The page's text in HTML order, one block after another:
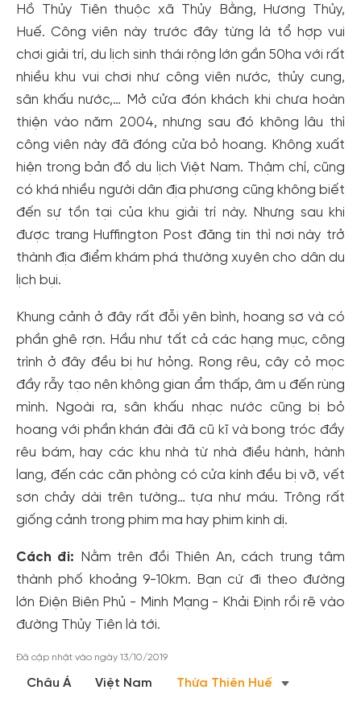
Hồ Thủy Tiên thuộc xã Thủy Bằng, Hương Thủy,
Huế. Công viên này trước đây từng là tổ hợp vui
chơi giải trí, du lịch sinh thái rộng lớn gần 50ha với rất
nhiều khu vui chơi như công viên nước, thủy cung,
sân khấu nước,… Mở cửa đón khách khi chưa hoàn
thiện vào năm 2004, nhưng sau đó không lâu thì
công viên này đã đóng cửa bỏ hoang. Không xuất
hiện trong bản đồ du lịch Việt Nam. Thậm chí, cũng
có khá nhiều người dân địa phương cũng không biết
đến sự tồn tại của khu giải trí này. Nhưng sau khi
được trang Huffington Post đăng tin thì nơi này trở
thành địa điểm khám phá thường xuyên cho dân du
lịch bụi.
Khung cảnh ở đây rất đỗi yên bình, hoang sơ và có
phần ghê rợn. Hầu như tất cả các hạng mục, công
trình ở đây đều bị hư hỏng. Rong rêu, cây cỏ mọc
đầy rẫy tạo nên không gian ẩm thấp, âm u đến rùng
mình. Ngoài ra, sân khấu nhạc nước cũng bị bỏ
hoang với phần khán đài đã cũ kĩ và bong tróc đầy
rêu bám, hay các khu nhà từ nhà điều hành, hành
lang, đến các căn phòng có cửa kính đều bị vỡ, vết
sơn chảy dài trên tường… tựa như máu. Trông rất
giống cảnh trong phim ma hay phim kinh dị.
Cách đi: Nằm trên đồi Thiên An, cách trung tâm
thành phố khoảng 9-10km. Bạn cứ đi theo đường
lớn Điện Biên Phủ - Minh Mạng - Khải Định rồi rẽ vào
đường Thủy Tiên là tới.
Đã cập nhật vào ngày 13/10/2019
Châu Á Việt Nam Thừa Thiên Huế